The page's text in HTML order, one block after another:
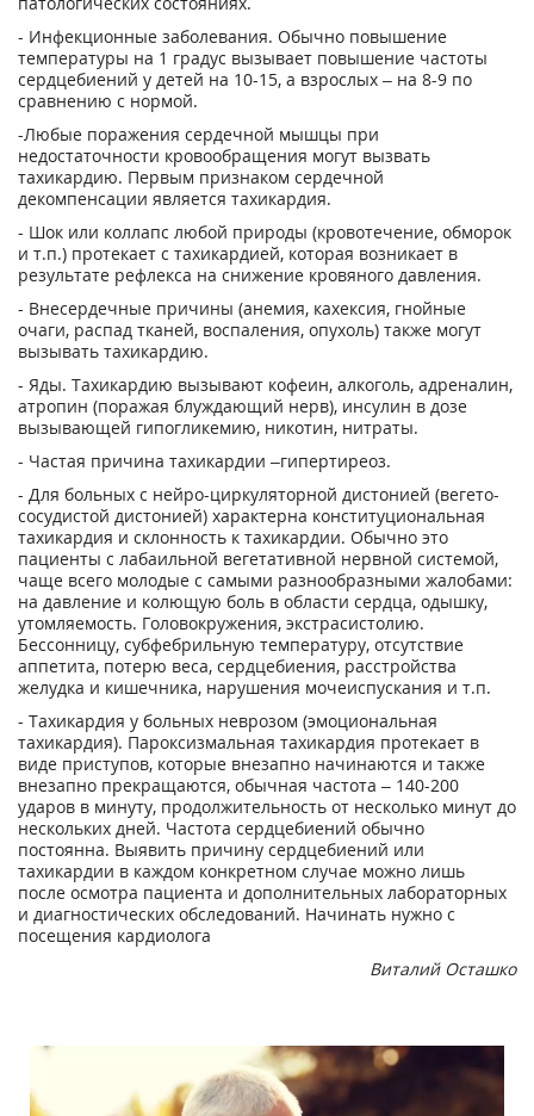
- Инфекционные заболевания. Обычно повышение
температуры на 1 градус вызывает повышение частоты
сердцебиений у детей на 10-15, а взрослых – на 8-9 по
сравнению с нормой.
-Любые поражения сердечной мышцы при
недостаточности кровообращения могут вызвать
тахикардию. Первым признаком сердечной
декомпенсации является тахикардия.
- Шок или коллапс любой природы (кровотечение, обморок
и т.п.) протекает с тахикардией, которая возникает в
результате рефлекса на снижение кровяного давления.
- Внесердечные причины (анемия, кахексия, гнойные
очаги, распад тканей, воспаления, опухоль) также могут
вызывать тахикардию.
- Яды. Тахикардию вызывают кофеин, алкоголь, адреналин,
атропин (поражая блуждающий нерв), инсулин в дозе
вызывающей гипогликемию, никотин, нитраты.
- Частая причина тахикардии –гипертиреоз.
- Для больных с нейро-циркуляторной дистонией (вегето-
сосудистой дистонией) характерна конституциональная
тахикардия и склонность к тахикардии. Обычно это
пациенты с лабаильной вегетативной нервной системой,
чаще всего молодые с самыми разнообразными жалобами:
на давление и колющую боль в области сердца, одышку,
утомляемость. Головокружения, экстрасистолию.
Бессонницу, субфебрильную температуру, отсутствие
аппетита, потерю веса, сердцебиения, расстройства
желудка и кишечника, нарушения мочеиспускания и т.п.
- Тахикардия у больных неврозом (эмоциональная
тахикардия). Пароксизмальная тахикардия протекает в
виде приступов, которые внезапно начинаются и также
внезапно прекращаются, обычная частота – 140-200
ударов в минуту, продолжительность от несколько минут до
нескольких дней. Частота сердцебиений обычно
постоянна. Выявить причину сердцебиений или
тахикардии в каждом конкретном случае можно лишь
после осмотра пациента и дополнительных лабораторных
и диагностических обследований. Начинать нужно с
посещения кардиолога
Виталий Осташко